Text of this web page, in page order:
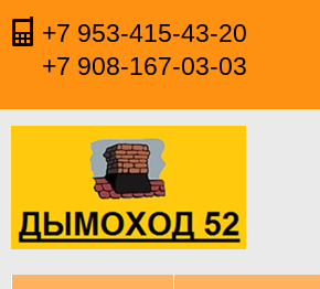
+7 953-415-43-20
+7 908-167-03-03